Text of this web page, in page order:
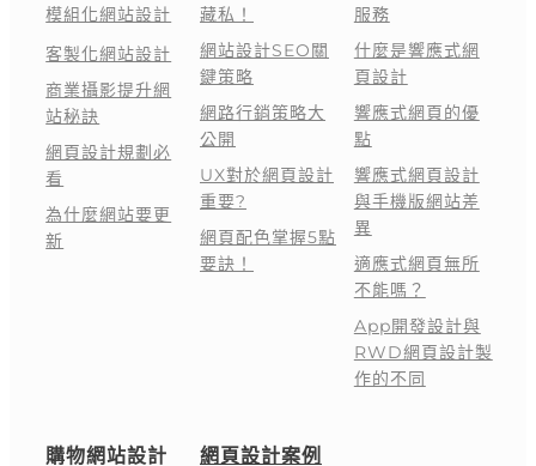
模組化網站設計
客製化網站設計
商業攝影提升網
站秘訣
網頁設計規劃必
看
為什麼網站要更
新
藏私！
網站設計SEO關
鍵策略
網路行銷策略大
公開
UX對於網頁設計
重要?
網頁配色掌握5點
要訣！
服務
什麼是響應式網
頁設計
響應式網頁的優
點
響應式網頁設計
與手機版網站差
異
適應式網頁無所
不能嗎？
App開發設計與
RWD網頁設計製
作的不同
購物網站設計 網頁設計案例